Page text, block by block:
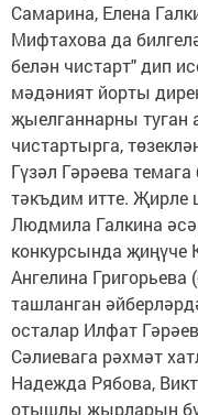
Самарина, Елена
Мифтахова да
белән чистарт" дип
мәдәният йорты
җыелганнарны туган
чистартырга,
Гүзәл Гәрәева
тәкъдим итте. Җирле
Людмила Галкина
конкурсында җиңүче
Ангелина
ташланган
осталар Илфат
Сәлиевага рәхмәт
Надежда Рябова,
отышлы җырларын